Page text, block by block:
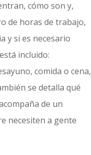
cómo son y,
de horas de trabajo,
y si es necesario
incluido:
comida o cena,
se detalla qué
de un
necesiten a gente